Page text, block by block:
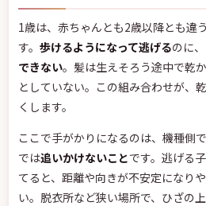
1歳は、赤ちゃんとも2歳以降とも違
す。 歩けるようになって逃げるのに、
できない。髪は生えそろう途中で乾
としていない。この組み合わせが、
くします。
ここで手がかりになるのは、機種側
では追いかけないことです。逃げる
てると、距離や向きが不安定になり
い。脱衣所など狭い場所で、ひざの